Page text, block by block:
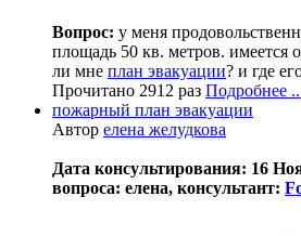
Вопрос: у меня
площадь 50 кв. метров. имеется
ли мне план эвакуации? и где
Прочитано 2912 раз Подробнее
пожарный план эвакуации
Автор елена желудкова
Дата консультирования: 16
вопроса: елена, консультант: